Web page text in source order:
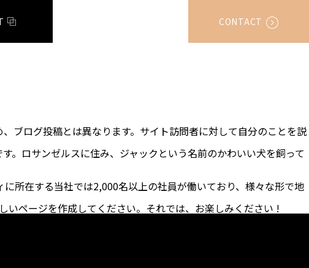
CONTACT
ブログ投稿とは異なります。サイト訪問者に対して自分のことを説
。ロサンゼルスに住み、ジャックという名前のかわいい犬を飼って
所在する当社では2,000名以上の社員が働いており、様々な形で地
いページを作成してください。それでは、お楽しみください !